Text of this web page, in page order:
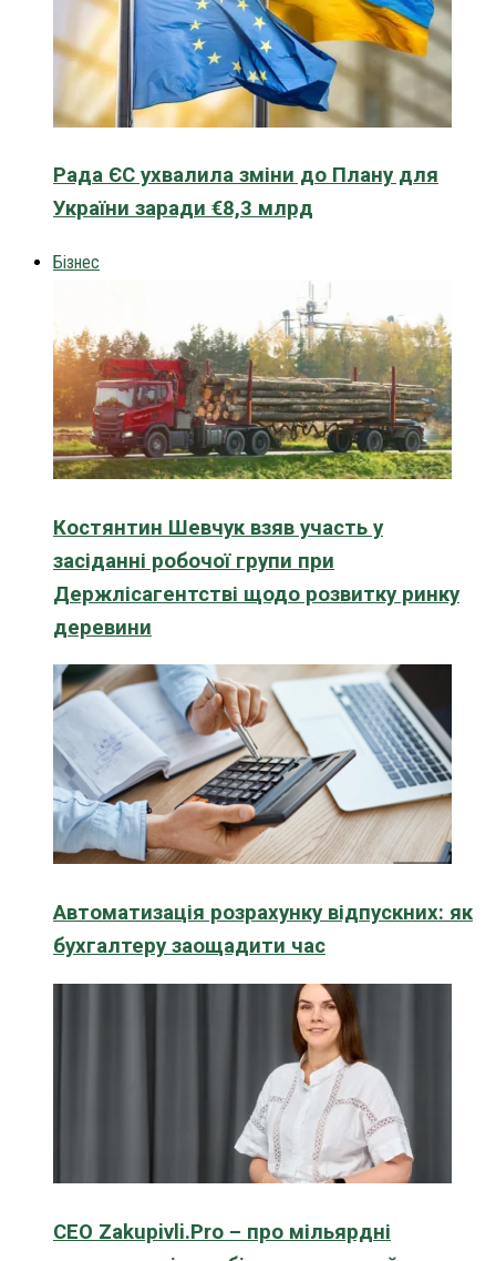
Рада ЄС ухвалила зміни до Плану для
України заради €8,3 млрд
Бізнес
Костянтин Шевчук взяв участь у
засіданні робочої групи при
Держлісагентстві щодо розвитку ринку
деревини
Автоматизація розрахунку відпускних: як
бухгалтеру заощадити час
CEO Zakupivli.Pro – про мільярдні